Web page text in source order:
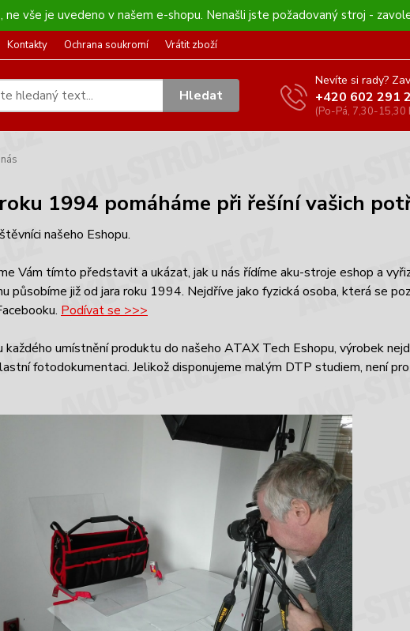
ne vše je uvedeno v našem e-shopu. Nenašli jste požadovaný stroj -
Kontakty Ochrana soukromí Vrátit zboží
Hledat
Nevíte si rady?
+420 602 291
(Po-Pá, 7,30-15,30
1994 pomáháme při řešíní vašich
našeho Eshopu.
Vám tímto představit a ukázat, jak u nás řídíme aku-stroje eshop a
působíme již od jara roku 1994. Nejdříve jako fyzická osoba, která se
Podívat se >>>
každého umístnění produktu do našeho ATAX Tech Eshopu, výrobek
fotodokumentaci. Jelikož disponujeme malým DTP studiem, není